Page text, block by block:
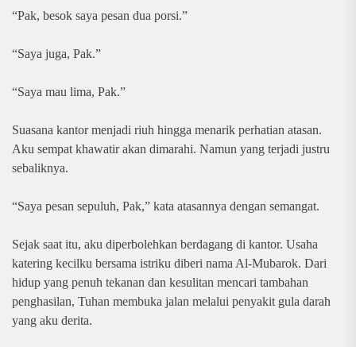
“Pak, besok saya pesan dua porsi.”
“Saya juga, Pak.”
“Saya mau lima, Pak.”
Suasana kantor menjadi riuh hingga menarik perhatian atasan.
Aku sempat khawatir akan dimarahi. Namun yang terjadi justru
sebaliknya.
“Saya pesan sepuluh, Pak,” kata atasannya dengan semangat.
Sejak saat itu, aku diperbolehkan berdagang di kantor. Usaha
katering kecilku bersama istriku diberi nama Al-Mubarok. Dari
hidup yang penuh tekanan dan kesulitan mencari tambahan
penghasilan, Tuhan membuka jalan melalui penyakit gula darah
yang aku derita.